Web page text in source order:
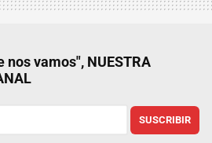
nos vamos", NUESTRA
SUSCRIBIR